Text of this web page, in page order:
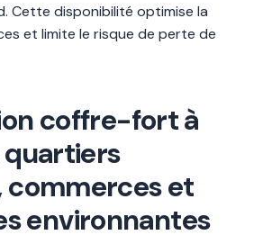
Cette disponibilité optimise la
et limite le risque de perte de
coffre-fort à
quartiers
commerces et
environnantes